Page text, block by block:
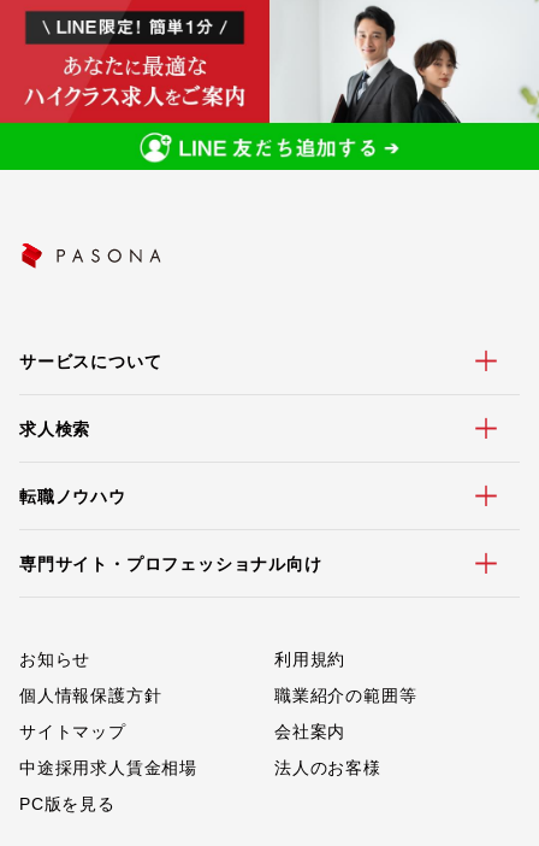
サービスについて
求人検索
転職ノウハウ
専門サイト・プロフェッショナル向け
お知らせ
利用規約
個人情報保護方針
職業紹介の範囲等
サイトマップ
会社案内
中途採用求人賃金相場
法人のお客様
PC版を見る